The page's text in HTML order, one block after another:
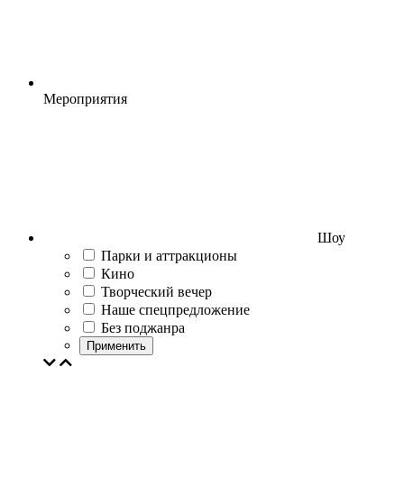
Мероприятия
Шоу
Парки и аттракционы
Кино
Творческий вечер
Наше спецпредложение
Без поджанра
Применить